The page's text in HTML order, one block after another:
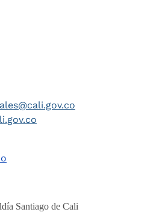
Santiago de Cali